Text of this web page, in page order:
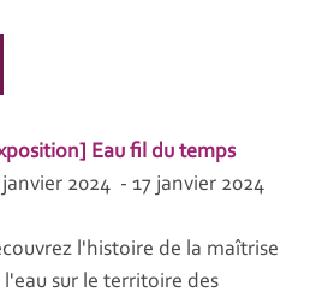
Eau fil du temps
janvier 2024 - 17 janvier 2024
l'histoire de la maîtrise
l'eau sur le territoire des